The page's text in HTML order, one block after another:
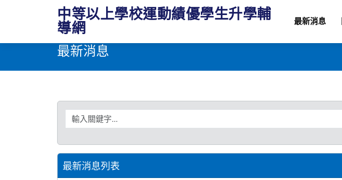
中等以上學校運動績優學生升學輔
導網
最新消息
最新消息
搜尋關鍵字
最新消息列表